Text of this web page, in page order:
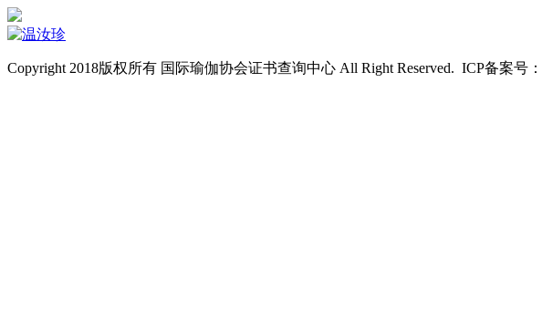
Copyright 2018版权所有 国际瑜伽协会证书查询中心 All Right Reserved. ICP备案号：